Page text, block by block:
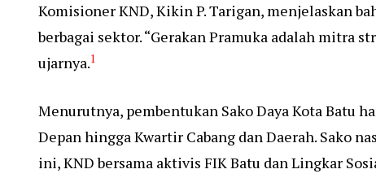
Komisioner KND, Kikin P. Tarigan, menjelaskan
berbagai sektor.“Gerakan Pramuka adalah mitra
ujarnya.1
Menurutnya, pembentukan Sako Daya Kota Batu
Depan hingga Kwartir Cabang dan Daerah. Sako
ini, KND bersama aktivis FIK Batu dan Lingkar